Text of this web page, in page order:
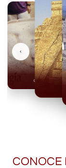
Olmecas
‹
CONOCE